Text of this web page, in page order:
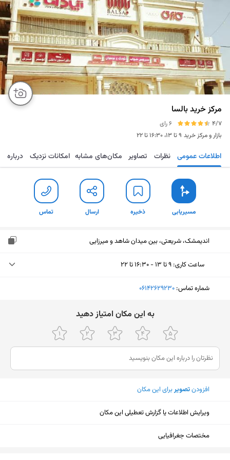
مرکز خرید بالسا
4/7
6 رای
بازار و مرکز خرید ۹ تا ۱۳، ۱۶:۳۰ تا ۲۲
مسیریابی ذخیره ارسال تماس اطلاعات عمومی نظرات تصاویر مکان‌های مشابه امکانات نزدیک درباره
مسیریابی ذخیره ارسال تماس
اندیمشک، شریعتی، بین میدان شاهد و میرزایی
ساعت کاری: ۹ تا ۱۳ - ۱۶:۳۰ تا ۲۲
دوشنبه (امروز)
پنجشنبه
۹ تا ۱۳ - ۱۶:۳۰ تا ۲۲
جمعه
تعطیل
شنبه
یکشنبه
شماره تماس: ‎06142629230
ﺑﻪ اﯾﻦ ﻣﮑﺎن اﻣﺘﯿﺎز دﻫﯿﺪ
افزودنتصویربرای این مکان
ویرایش اطلاعات یا گزارش تعطیلی این مکان
مختصات جغرافیایی